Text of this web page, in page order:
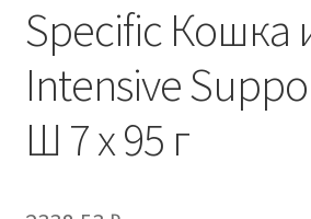
Specific Кошка
Intensive
Ш 7 х 95 г